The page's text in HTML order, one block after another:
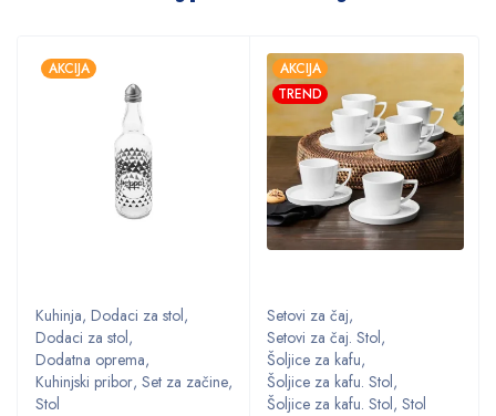
AKCIJA
Kuhinja, Dodaci za stol,
Dodaci za stol,
Dodatna oprema,
Kuhinjski pribor, Set za začine,
Stol
AKCIJA
TREND
Setovi za čaj,
Setovi za čaj. Stol,
Šoljice za kafu,
Šoljice za kafu. Stol,
Šoljice za kafu. Stol, Stol